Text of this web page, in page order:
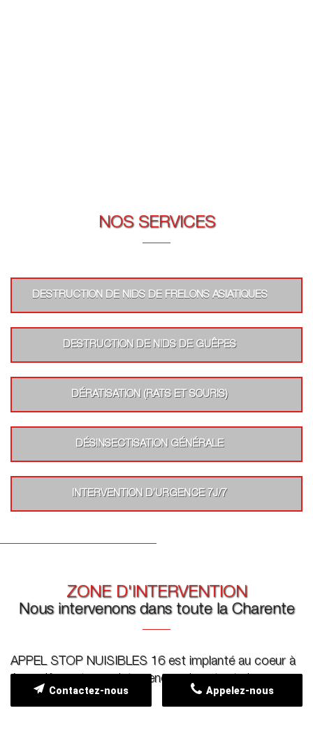
NOS SERVICES
DESTRUCTION DE NIDS DE FRELONS ASIATIQUES
DESTRUCTION DE NIDS DE GUÊPES
DÉRATISATION (RATS ET SOURIS)
DÉSINSECTISATION GÉNÉRALE
INTERVENTION D’URGENCE 7J/7
ZONE D'INTERVENTION
Nous intervenons dans toute la Charente
APPEL STOP NUISIBLES 16 est implanté au coeur à
Angoulême et nous intervenons dans toute la
Charente.
Appelez-nous
Contactez-nous